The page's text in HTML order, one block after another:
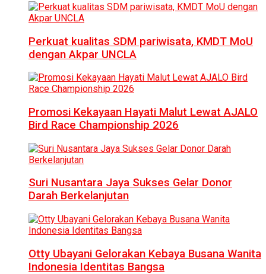
Perkuat kualitas SDM pariwisata, KMDT MoU
dengan Akpar UNCLA
Promosi Kekayaan Hayati Malut Lewat AJALO
Bird Race Championship 2026
Suri Nusantara Jaya Sukses Gelar Donor
Darah Berkelanjutan
Otty Ubayani Gelorakan Kebaya Busana Wanita
Indonesia Identitas Bangsa